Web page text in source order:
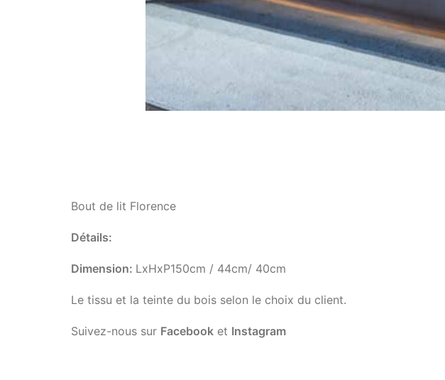
Bout de lit Florence
Détails:
Dimension: LxHxP150cm / 44cm/ 40cm
Le tissu et la teinte du bois selon le choix du client.
Suivez-nous sur Facebook et Instagram